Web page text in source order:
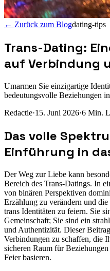
← Zurück zum Blogdating-tips
Trans-Dating:
auf Verbindung
Umarmen Sie einzigartige
bedeutungsvolle Beziehungen
Redactie·15. Juni 2026·6 Min.
Das volle
Einführung in
Der Weg zur Liebe kann
Bereich des Trans-Datings. In
von binären Perspektiven
Erzählung zu verändern und
trans Identitäten zu feiern. Sie
Gemeinschaft; Sie sind ein
und Authentizität. Dieser
Verbindungen zu schaffen, die
sicheren Raum für
Feier basieren.